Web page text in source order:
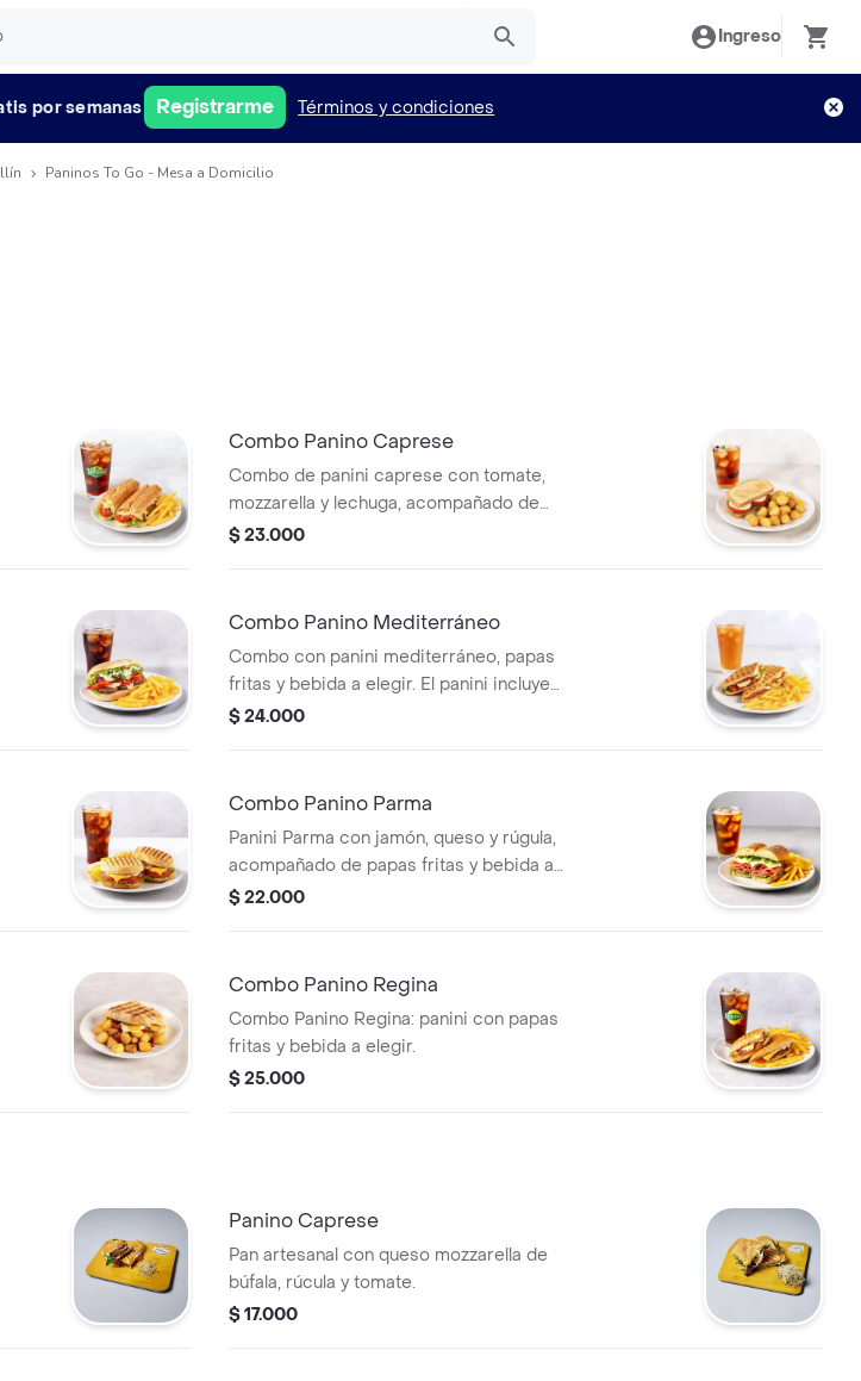
Ingreso
por semanas Registrarme Términos y condiciones
Paninos To Go - Mesa a Domicilio
Combo Panino Caprese
Combo de panini caprese con tomate,
mozzarella y lechuga, acompañado de
papas y bebida a elegir.
$ 23.000
Combo Panino Mediterráneo
Combo con panini mediterráneo, papas
fritas y bebida a elegir. El panini incluye
vegetales frescos y queso.
$ 24.000
Combo Panino Parma
Panini Parma con jamón, queso y rúgula,
acompañado de papas fritas y bebida a
elección.
$ 22.000
Combo Panino Regina
Combo Panino Regina: panini con papas
fritas y bebida a elegir.
$ 25.000
Panino Caprese
Pan artesanal con queso mozzarella de
búfala, rúcula y tomate.
$ 17.000